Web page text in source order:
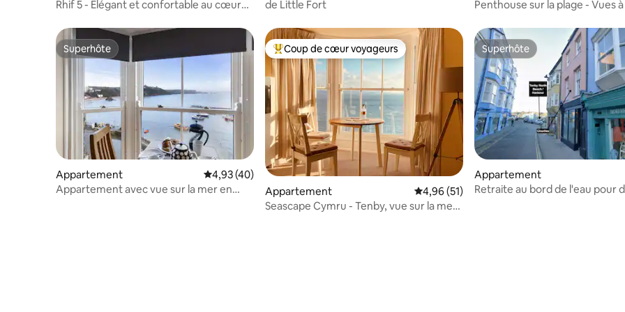
Rhif 5 - Élégant et confortable au cœur
de Little Fort
Penthouse sur la plage - Vues
Superhôte
Superhôte
Appartement Évaluation moyenne sur la base de 40 commentaires : 4,93 sur 5
4,93 (40)
Appartement avec vue sur la mer en
Coups de cœur voyageurs les plus appréciés
Coup de cœur voyageurs
Appartement Évaluation moyenne sur la base de 51
4,96 (51)
Seascape Cymru - Tenby, vue sur la mer,
Superhôte
Superhôte
Appartement
Retraite au bord de l'eau pour